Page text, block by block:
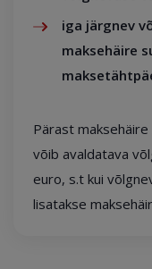
iga järgnev
maksehäire
Pärast
võib avaldatava
euro, s.t kui
lisatakse